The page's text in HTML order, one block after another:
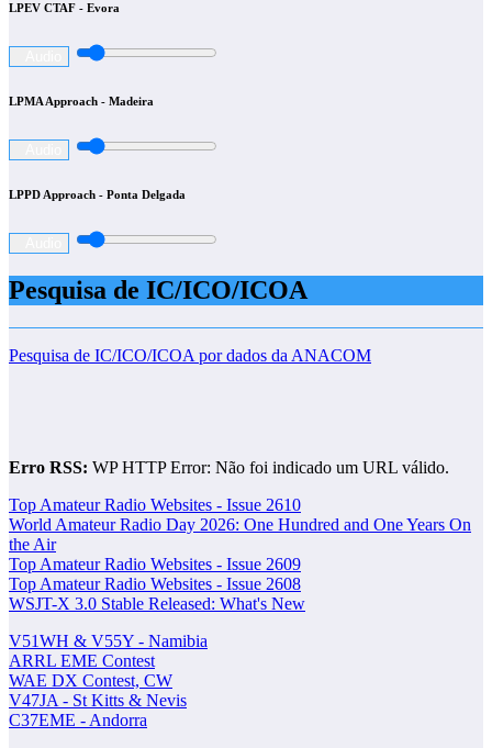
LPEV CTAF - Evora
LPMA Approach - Madeira
LPPD Approach - Ponta Delgada
Pesquisa de IC/ICO/ICOA
Pesquisa de IC/ICO/ICOA por dados da ANACOM
Erro RSS: WP HTTP Error: Não foi indicado um URL válido.
Top Amateur Radio Websites - Issue 2610
World Amateur Radio Day 2026: One Hundred and One Years On
the Air
Top Amateur Radio Websites - Issue 2609
Top Amateur Radio Websites - Issue 2608
WSJT-X 3.0 Stable Released: What's New
V51WH & V55Y - Namibia
ARRL EME Contest
WAE DX Contest, CW
V47JA - St Kitts & Nevis
C37EME - Andorra